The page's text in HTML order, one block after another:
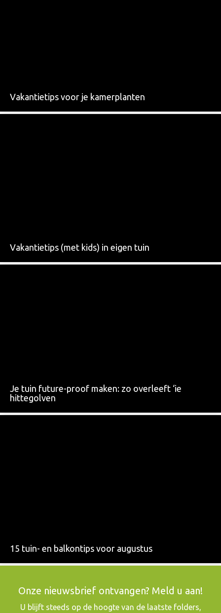
Vakantietips voor je kamerplanten
Vakantietips (met kids) in eigen tuin
Je tuin future-proof maken: zo overleeft ‘ie
hittegolven
15 tuin- en balkontips voor augustus
Onze nieuwsbrief ontvangen? Meld u aan!
​U blijft steeds op de hoogte van de laatste folders,